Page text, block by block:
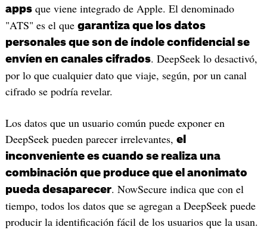
appsque viene integrado de Apple. El denominado
"ATS" es el que garantiza que los datos
personales que son de índole confidencial se
envíen en canales cifrados. DeepSeek lo desactivó,
por lo que cualquier dato que viaje, según, por un canal
cifrado se podría revelar.
Los datos que un usuario común puede exponer en
DeepSeek pueden parecer irrelevantes, el
inconveniente es cuando se realiza una
combinación que produce que el anonimato
pueda desaparecer. NowSecure indica que con el
tiempo, todos los datos que se agregan a DeepSeek puede
producir la identificación fácil de los usuarios que la usan.